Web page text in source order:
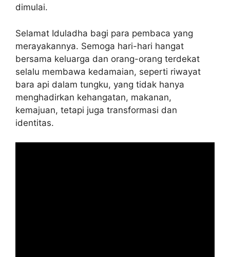
dimulai.
Selamat Iduladha bagi para pembaca yang
merayakannya. Semoga hari-hari hangat
bersama keluarga dan orang-orang terdekat
selalu membawa kedamaian, seperti riwayat
bara api dalam tungku, yang tidak hanya
menghadirkan kehangatan, makanan,
kemajuan, tetapi juga transformasi dan
identitas.